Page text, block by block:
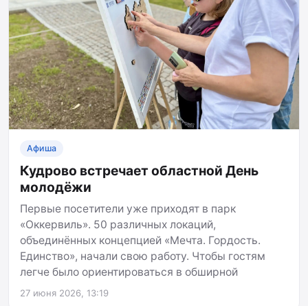
Афиша
Кудрово встречает областной День
молодёжи
Первые посетители уже приходят в парк
«Оккервиль». 50 различных локаций,
объединённых концепцией «Мечта. Гордость.
Единство», начали свою работу. Чтобы гостям
легче было ориентироваться в обширной
27 июня 2026, 13:19